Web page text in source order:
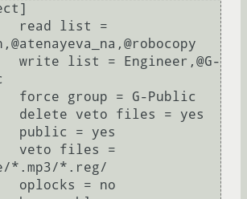
*.mp3/*.reg/